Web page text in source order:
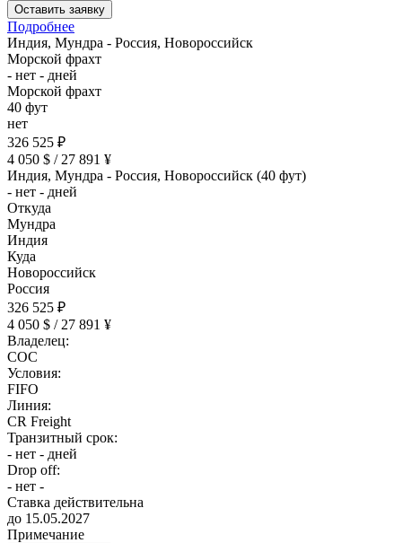
Оставить заявку
Подробнее
Индия, Мундра - Россия, Новороссийск
Морской фрахт
- нет - дней
Морской фрахт
40 фут
нет
326 525 ₽
4 050 $ / 27 891 ¥
Индия, Мундра - Россия, Новороссийск (40 фут)
- нет - дней
Откуда
Мундра
Индия
Куда
Новороссийск
Россия
326 525 ₽
4 050 $ / 27 891 ¥
Владелец:
COC
Условия:
FIFO
Линия:
CR Freight
Транзитный срок:
- нет - дней
Drop off:
- нет -
Ставка действительна
до 15.05.2027
Примечание